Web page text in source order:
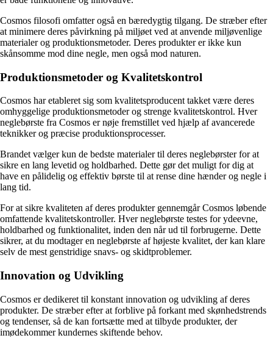
Cosmos filosofi omfatter også en bæredygtig tilgang. De stræber efter
at minimere deres påvirkning på miljøet ved at anvende miljøvenlige
materialer og produktionsmetoder. Deres produkter er ikke kun
skånsomme mod dine negle, men også mod naturen.
Produktionsmetoder og Kvalitetskontrol
Cosmos har etableret sig som kvalitetsproducent takket være deres
omhyggelige produktionsmetoder og strenge kvalitetskontrol. Hver
neglebørste fra Cosmos er nøje fremstillet ved hjælp af avancerede
teknikker og præcise produktionsprocesser.
Brandet vælger kun de bedste materialer til deres neglebørster for at
sikre en lang levetid og holdbarhed. Dette gør det muligt for dig at
have en pålidelig og effektiv børste til at rense dine hænder og negle i
lang tid.
For at sikre kvaliteten af deres produkter gennemgår Cosmos løbende
omfattende kvalitetskontroller. Hver neglebørste testes for ydeevne,
holdbarhed og funktionalitet, inden den når ud til forbrugerne. Dette
sikrer, at du modtager en neglebørste af højeste kvalitet, der kan klare
selv de mest genstridige snavs- og skidtproblemer.
Innovation og Udvikling
Cosmos er dedikeret til konstant innovation og udvikling af deres
produkter. De stræber efter at forblive på forkant med skønhedstrends
og tendenser, så de kan fortsætte med at tilbyde produkter, der
imødekommer kundernes skiftende behov.